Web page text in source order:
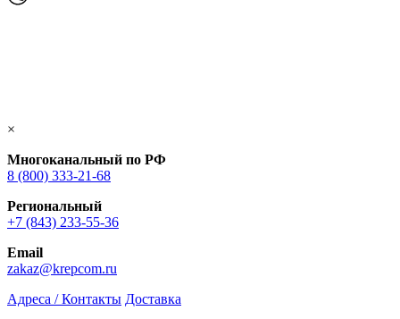
×
Многоканальный по РФ
8 (800) 333‑21-68
Региональный
+7 (843) 233-55-36
Email
zakaz@krepcom.ru
Адреса / Контакты Доставка